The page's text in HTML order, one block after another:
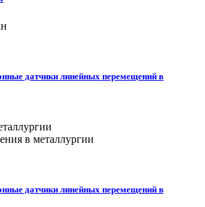
датчики линейных перемещений в
в металлургии
датчики линейных перемещений в